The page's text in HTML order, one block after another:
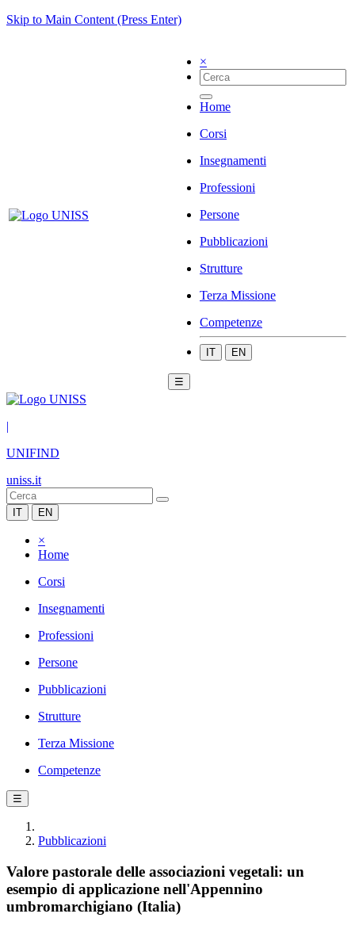
Skip to Main Content (Press Enter)
×
Home
Corsi
Insegnamenti
Professioni
Persone
Pubblicazioni
Strutture
Terza Missione
Competenze
IT EN
☰
|
UNIFIND
uniss.it
IT EN
×
Home
Corsi
Insegnamenti
Professioni
Persone
Pubblicazioni
Strutture
Terza Missione
Competenze
☰
Pubblicazioni
Valore pastorale delle associazioni vegetali: un
esempio di applicazione nell'Appennino
umbromarchigiano (Italia)